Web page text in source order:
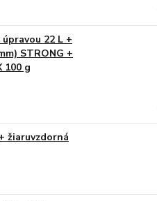
22 L +
STRONG +
100 g
žiaruvzdorná